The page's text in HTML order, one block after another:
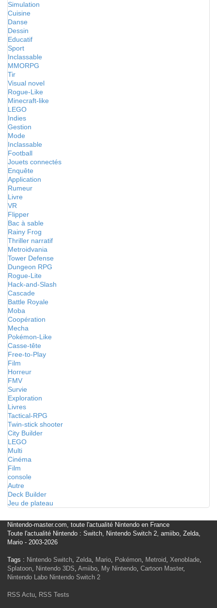
Simulation
Cuisine
Danse
Dessin
Educatif
Sport
Inclassable
MMORPG
Tir
Visual novel
Rogue-Like
Minecraft-like
LEGO
Indies
Gestion
Mode
Inclassable
Football
Jouets connectés
Enquête
Application
Rumeur
Livre
VR
Flipper
Bac à sable
Rainy Frog
Thriller narratif
Metroidvania
Tower Defense
Dungeon RPG
Rogue-Lite
Hack-and-Slash
Cascade
Battle Royale
Moba
Coopération
Mecha
Pokémon-Like
Casse-tête
Free-to-Play
Film
Horreur
FMV
Survie
Exploration
Livres
Tactical-RPG
Twin-stick shooter
City Builder
LEGO
Multi
Cinéma
Film
console
Autre
Deck Builder
Jeu de plateau
Nintendo-master.com, toute l'actualité Nintendo en France
Toute l'actualité Nintendo : Switch, Nintendo Switch 2, amiibo, Zelda,
Mario - 2003-2026
Tags : Nintendo Switch, Zelda, Mario, Pokémon, Metroid, Xenoblade,
Splatoon, Nintendo 3DS, Amiibo, My Nintendo, Cartoon Master,
Nintendo Labo Nintendo Switch 2
RSS Actu, RSS Tests